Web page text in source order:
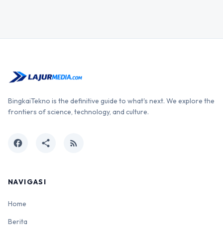
BingkaiTekno is the definitive guide to what's next. We explore the
frontiers of science, technology, and culture.
facebook share rss_feed
NAVIGASI
Home
Berita